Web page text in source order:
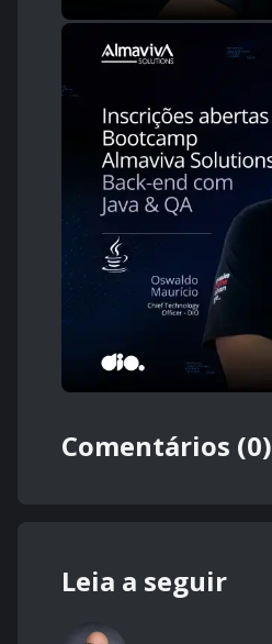
Comentários (0)
Leia a seguir